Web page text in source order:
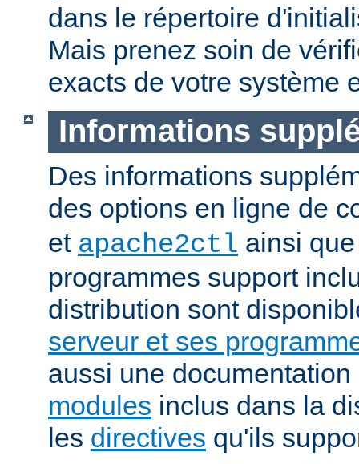
dans le répertoire
Mais prenez soin de
exacts de votre système
Informations
Des informations
des options en ligne de
et apache2ctl ainsi
programmes support
distribution sont
serveur et ses
aussi une
modules inclus dans la
les directives qu'ils